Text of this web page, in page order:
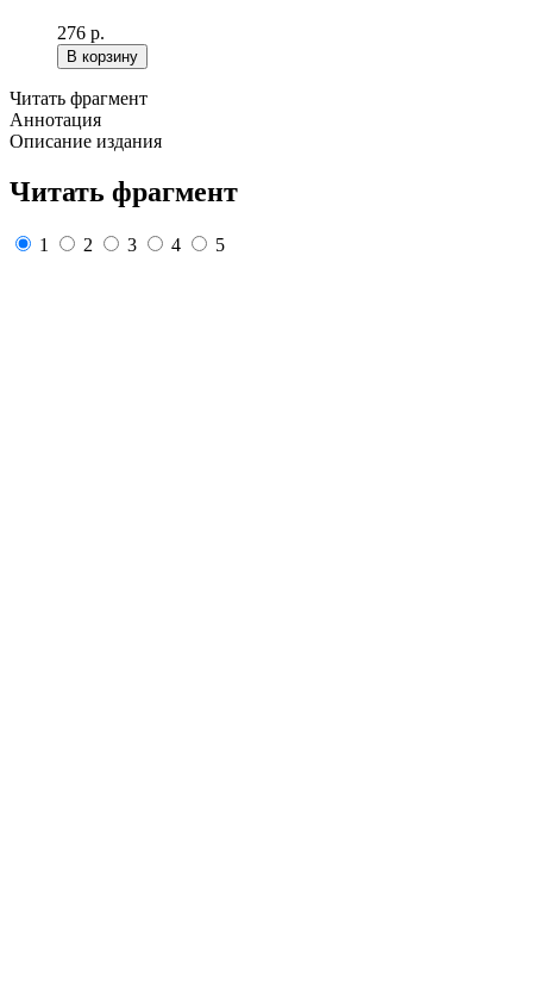
276 р.
В корзину
Читать фрагмент
Аннотация
Описание издания
Читать фрагмент
1 2 3 4 5